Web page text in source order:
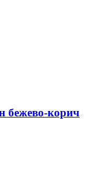
бежево-корич